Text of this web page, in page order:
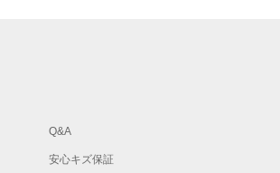
Q&A
安心キズ保証